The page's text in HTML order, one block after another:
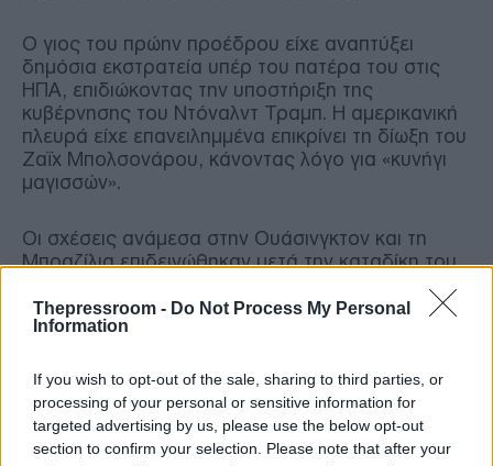
Thepressroom - Do Not Process My Personal
Information
If you wish to opt-out of the sale, sharing to third parties, or
processing of your personal or sensitive information for
targeted advertising by us, please use the below opt-out
section to confirm your selection. Please note that after your
Ο γιος του πρώην προέδρου είχε αναπτύξει
δημόσια εκστρατεία υπέρ του πατέρα του στις
ΗΠΑ, επιδιώκοντας την υποστήριξη της
κυβέρνησης του Ντόναλντ Τραμπ. Η αμερικανική
πλευρά είχε επανειλημμένα επικρίνει τη δίωξη του
Ζαΐχ Μπολσονάρου, κάνοντας λόγο για «κυνήγι
μαγισσών».
Οι σχέσεις ανάμεσα στην Ουάσινγκτον και τη
Μπραζίλια επιδεινώθηκαν μετά την καταδίκη του
πρώην προέδρου. Ο Ντόναλντ Τραμπ, ο οποίος
διατηρούσε στενή πολιτική σχέση με τον Ζαΐχ
Μπολσονάρου κατά τη διάρκεια της πρώτης του
βραζιλιάνικα προϊόντα, προκαλώντας την έντονη
αντίδραση της κυβέρνησης του προέδρου Λουίς
Ινάσιο Λούλα ντα Σίλβα.